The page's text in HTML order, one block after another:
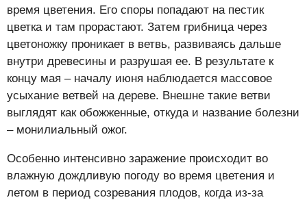
время цветения. Его споры попадают на пестик
цветка и там прорастают. Затем грибница через
цветоножку проникает в ветвь, развиваясь дальше
внутри древесины и разрушая ее. В результате к
концу мая – началу июня наблюдается массовое
усыхание ветвей на дереве. Внешне такие ветви
выглядят как обожженные, откуда и название болезни
– монилиальный ожог.
Особенно интенсивно заражение происходит во
влажную дождливую погоду во время цветения и
летом в период созревания плодов, когда из-за